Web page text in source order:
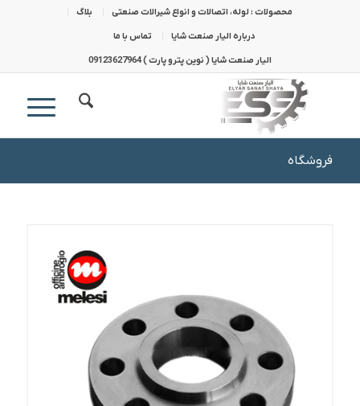
محصولات : لوله، اتصالات و انواع شیرالات صنعتی بلاگ
درباره الیار صنعت شایا تماس با ما
الیار صنعت شایا ( نوین پترو پارت ) 09123627964
فروشگاه